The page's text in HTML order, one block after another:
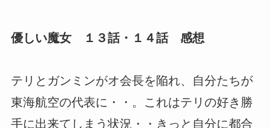
優しい魔女 １３話・１４話 感想
テリとガンミンがオ会長を陥れ、自分たちが
東海航空の代表に・・。これはテリの好き勝
手に出来てしまう状況・・きっと自分に都合